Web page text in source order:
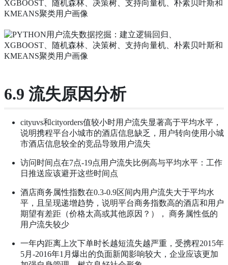
6.9 流失原因分析
cityuvs和cityorders值较小时用户流失显著高于平均水平，
说明携程平台小城市的酒店信息缺乏，用户转向使用小城
市酒店信息较全的竞品导致用户流失
访问时间点在7点-19点用户流失比例高与平均水平：工作
日推送应该避开这些时间点
酒店商务属性指数在0.3-0.9区间内用户流失大于平均水
平，且呈现递增趋势，说明平台商务指数高的酒店和用户
期望有差距（价格太高或其他原因？）， 商务属性低的
用户流失较少
一年内距离上次下单时长越短流失越严重，受携程2015年
5月-2016年1月爆出的负面新闻影响较大，企业应该更加